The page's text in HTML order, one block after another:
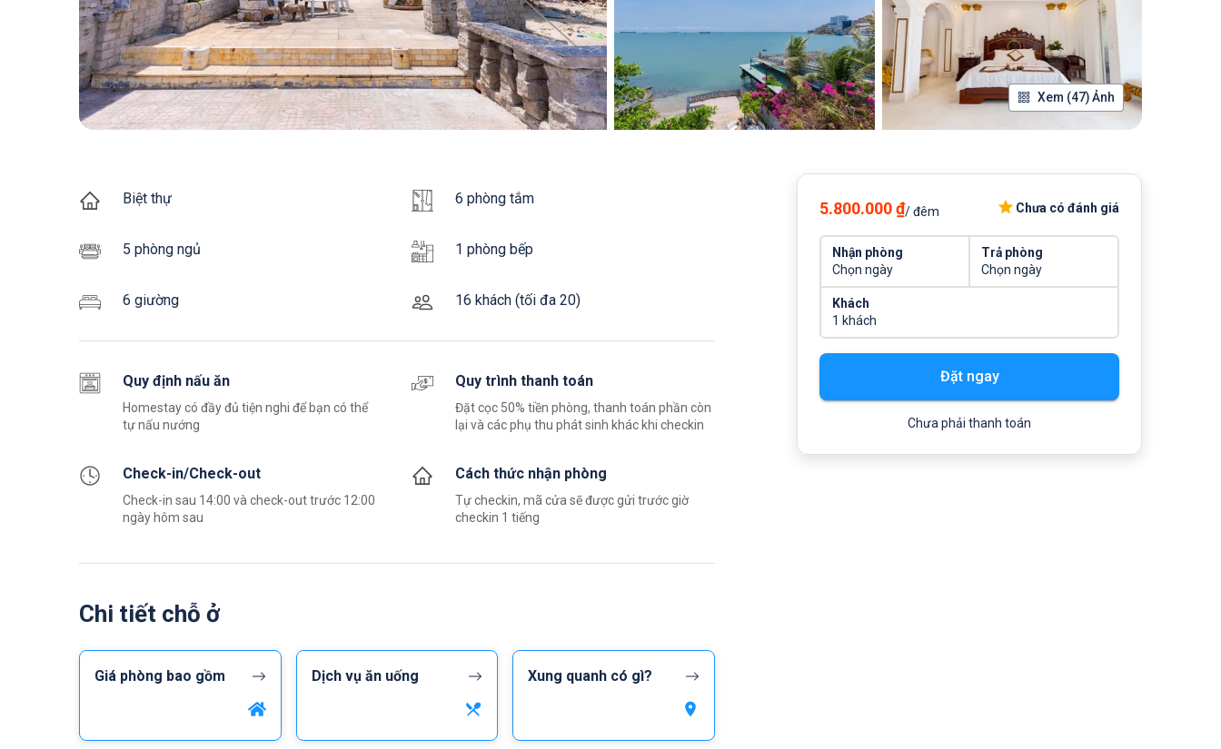
Xem (47) Ảnh
Biệt thự 6 phòng tắm
5 phòng ngủ 1 phòng bếp
6 giường 16 khách (tối đa 20)
Quy định nấu ăn
Homestay có đầy đủ tiện nghi để bạn có thể
tự nấu nướng
Quy trình thanh toán
Đặt cọc 50% tiền phòng, thanh toán phần còn
lại và các phụ thu phát sinh khác khi checkin
Check-in/Check-out
Check-in sau 14:00 và check-out trước 12:00
ngày hôm sau
Cách thức nhận phòng
Tự checkin, mã cửa sẽ được gửi trước giờ
checkin 1 tiếng
Chi tiết chỗ ở
Giá phòng bao gồm Dịch vụ ăn uống Xung quanh có gì?
5.800.000 ₫/ đêm Chưa có đánh giá
Nhận phòng
Chọn ngày
Trả phòng
Chọn ngày
Khách
1 khách
Đặt ngay
Chưa phải thanh toán